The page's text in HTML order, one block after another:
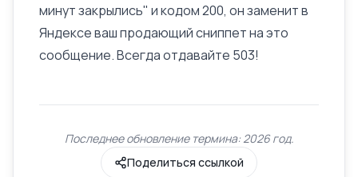
минут закрылись" и кодом 200, он заменит в
Яндексе ваш продающийсниппетна это
сообщение. Всегда отдавайте 503!
Последнее обновление термина: 2026 год.
Поделиться ссылкой